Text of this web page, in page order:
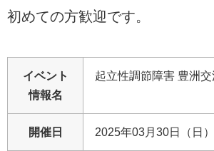
初めての方歓迎です。
イベント
情報名
起立性調節障害 豊洲交
開催日 2025年03月30日（日）